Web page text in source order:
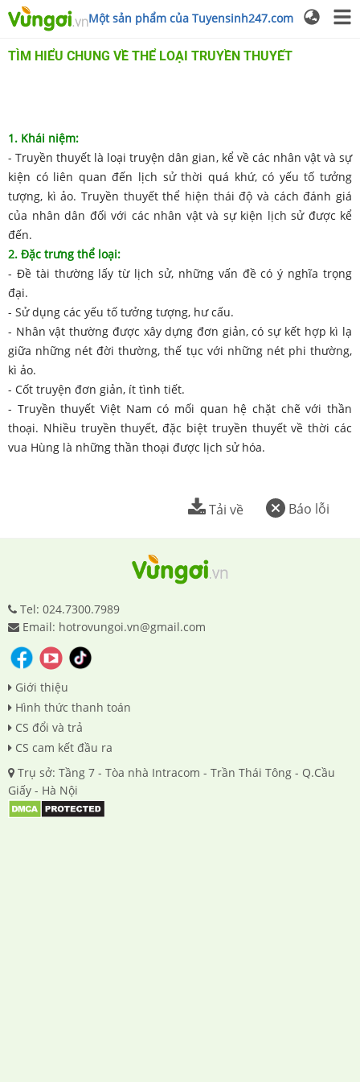
Một sản phẩm của Tuyensinh247.com
TÌM HIỂU CHUNG VỀ THỂ LOẠI TRUYỀN THUYẾT
1. Khái niệm:
- Truyền thuyết là loại truyện dân gian, kể về các nhân vật và sự
kiện có liên quan đến lịch sử thời quá khứ, có yếu tố tưởng
tượng, kì ảo. Truyền thuyết thể hiện thái độ và cách đánh giá
của nhân dân đối với các nhân vật và sự kiện lịch sử được kể
đến.
2. Đặc trưng thể loại:
- Đề tài thường lấy từ lịch sử, những vấn đề có ý nghĩa trọng
đại.
- Sử dụng các yếu tố tưởng tượng, hư cấu.
- Nhân vật thường được xây dựng đơn giản, có sự kết hợp kì lạ
giữa những nét đời thường, thế tục với những nét phi thường,
kì ảo.
- Cốt truyện đơn giản, ít tình tiết.
- Truyền thuyết Việt Nam có mối quan hệ chặt chẽ với thần
thoại. Nhiều truyền thuyết, đặc biệt truyền thuyết về thời các
vua Hùng là những thần thoại được lịch sử hóa.
Báo lỗi
Tải về
Tel: 024.7300.7989
Email: hotrovungoi.vn@gmail.com
Giới thiệu
Hình thức thanh toán
CS đổi và trả
CS cam kết đầu ra
Trụ sở: Tầng 7 - Tòa nhà Intracom - Trần Thái Tông - Q.Cầu
Giấy - Hà Nội